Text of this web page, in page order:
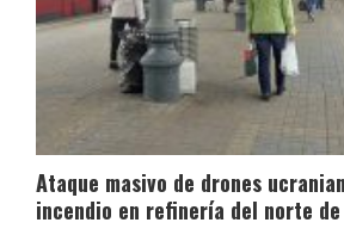
Ataque masivo de drones
incendio en refinería del norte de